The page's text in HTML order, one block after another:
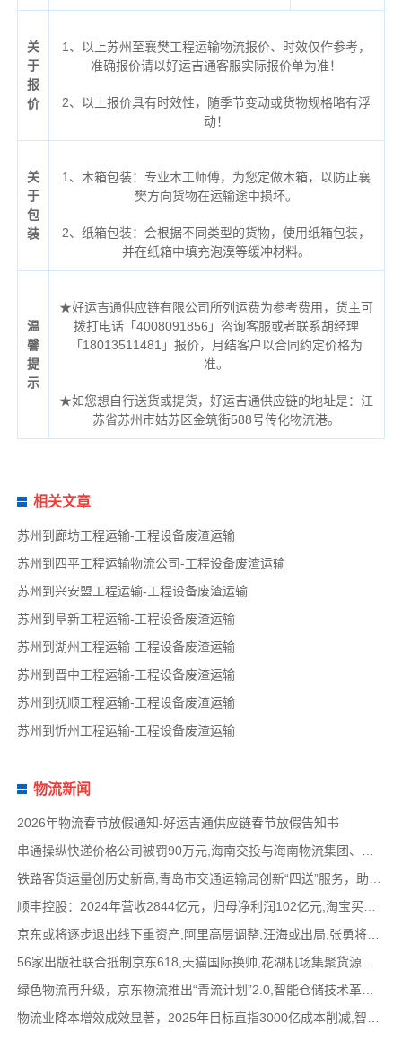
关
于
报
价
1、以上苏州至襄樊工程运输物流报价、时效仅作参考，
准确报价请以好运吉通客服实际报价单为准！
2、以上报价具有时效性，随季节变动或货物规格略有浮
动！
关
于
包
装
1、木箱包装：专业木工师傅，为您定做木箱，以防止襄
樊方向货物在运输途中损坏。
2、纸箱包装：会根据不同类型的货物，使用纸箱包装，
并在纸箱中填充泡漠等缓冲材料。
温
馨
提
示
★好运吉通供应链有限公司所列运费为参考费用，货主可
拨打电话「4008091856」咨询客服或者联系胡经理
「18013511481」报价，月结客户以合同约定价格为
准。
★如您想自行送货或提货，好运吉通供应链的地址是：江
苏省苏州市姑苏区金筑街588号传化物流港。
相关文章
苏州到廊坊工程运输-工程设备废渣运输
苏州到四平工程运输物流公司-工程设备废渣运输
苏州到兴安盟工程运输-工程设备废渣运输
苏州到阜新工程运输-工程设备废渣运输
苏州到湖州工程运输-工程设备废渣运输
苏州到晋中工程运输-工程设备废渣运输
苏州到抚顺工程运输-工程设备废渣运输
苏州到忻州工程运输-工程设备废渣运输
物流新闻
2026年物流春节放假通知-好运吉通供应链春节放假告知书
串通操纵快递价格公司被罚90万元,海南交投与海南物流集团、中国移动海南公司签署战略合作
铁路客货运量创历史新高,青岛市交通运输局创新“四送”服务，助力高速公路建设提质,中国物
顺丰控股：2024年营收2844亿元，归母净利润102亿元,淘宝买菜退出社区团购业务，转型做快递电
京东或将逐步退出线下重资产,阿里高层调整,汪海或出局,张勇将加盟晨壹基金担任管理合伙人
56家出版社联合抵制京东618,天猫国际换帅,花湖机场集聚货源与中通圆通洽谈合作,华为与江淮合
绿色物流再升级，京东物流推出“青流计划”2.0,智能仓储技术革新，自动化立体仓库应用范围
物流业降本增效成效显著，2025年目标直指3000亿成本削减,智慧物流引领行业变革，网络货运平